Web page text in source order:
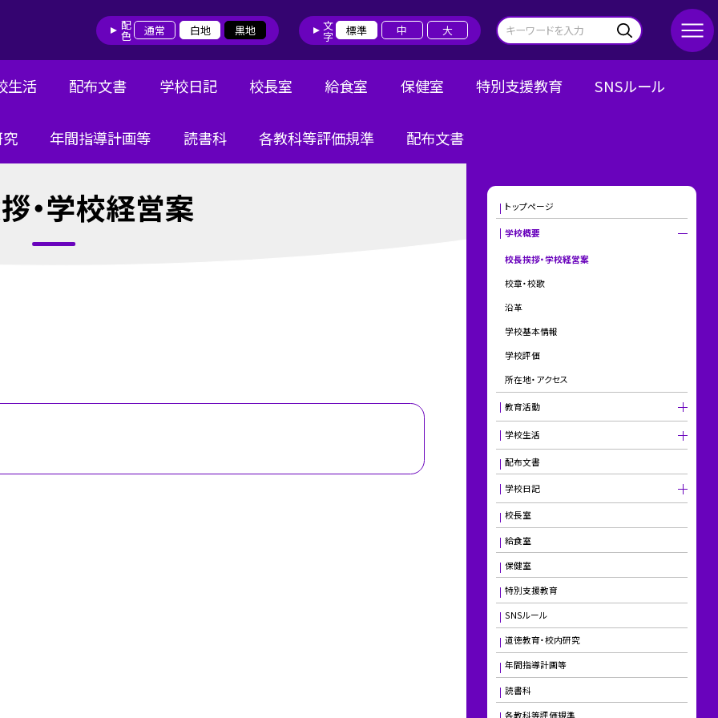
配色 通常 白地 黒地 文字 標準 中 大
生活 配布文書 学校日記 校長室 給食室 保健室 特別支援教育 SNSルール
究 年間指導計画等 読書科 各教科等評価規準 配布文書
・学校経営案 トップページ
学校概要
校長挨拶・学校経営案
校章・校歌
沿革
学校基本情報
学校評価
所在地・アクセス
教育活動
学校生活
配布文書
学校日記
校長室
給食室
保健室
特別支援教育
SNSルール
道徳教育・校内研究
年間指導計画等
読書科
各教科等評価規準